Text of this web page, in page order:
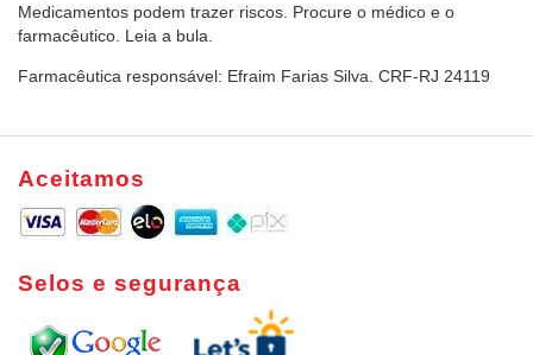
Medicamentos podem trazer riscos. Procure o médico e o
farmacêutico. Leia a bula.
Farmacêutica responsável: Efraim Farias Silva. CRF-RJ 24119
Aceitamos
Selos e segurança